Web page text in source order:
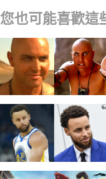
您也可能喜歡這